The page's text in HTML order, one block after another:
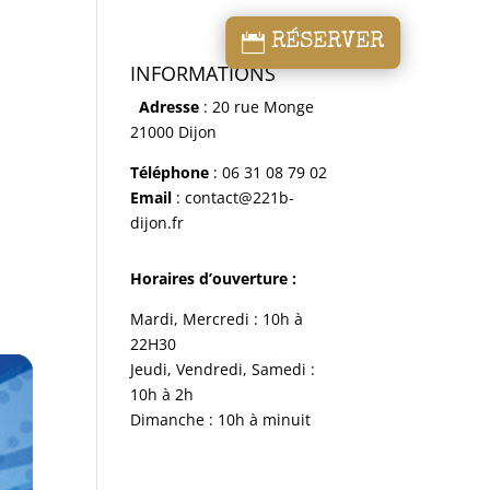
RÉSERVER
INFORMATIONS
Adresse : 20 rue Monge
21000 Dijon
Téléphone : 06 31 08 79 02
Email : contact@221b-
dijon.fr
Horaires d’ouverture :
Mardi, Mercredi : 10h à
22H30
Jeudi, Vendredi, Samedi :
10h à 2h
Dimanche : 10h à minuit